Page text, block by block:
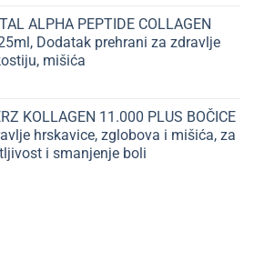
ALPHA PEPTIDE COLLAGEN
Dodatak prehrani za zdravlje
mišića
KOLLAGEN 11.000 PLUS BOČICE
hrskavice, zglobova i mišića, za
i smanjenje boli